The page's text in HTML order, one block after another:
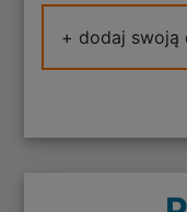
+ dodaj swoją